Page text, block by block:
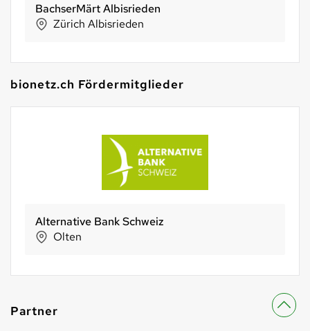
BachserMärt Albisrieden
Zürich Albisrieden
bionetz.ch Fördermitglieder
Alternative Bank Schweiz
Olten
Partner